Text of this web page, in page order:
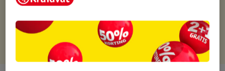
Gratis retourneren binnen 30 dagen